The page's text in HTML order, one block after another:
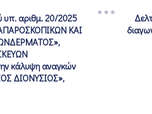
υπ. αριθμ. 20/2025
ΚΑΙ
κάλυψη αναγκών
ΔΙΟΝΥΣΙΟΣ»,